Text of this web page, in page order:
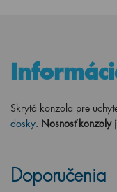
Skrytá konzola pre
dosky. Nosnosť konzoly
Doporučenia